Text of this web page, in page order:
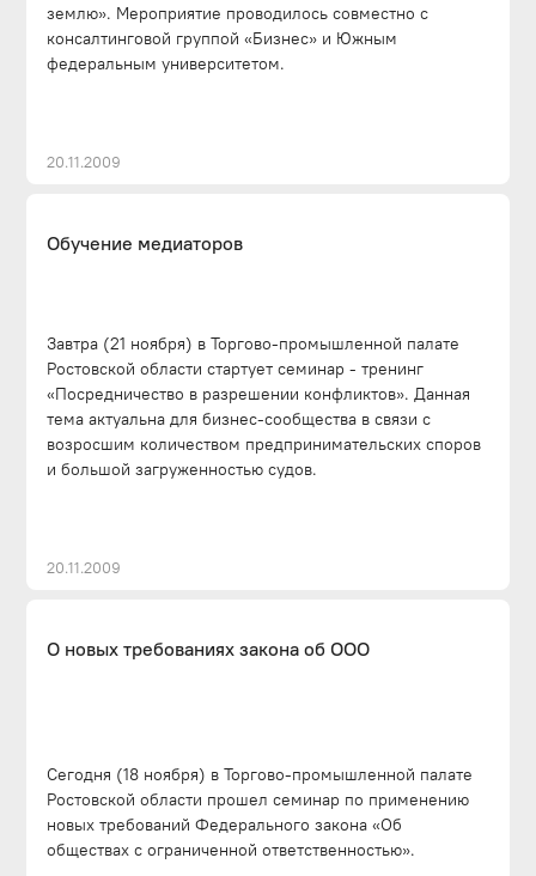
землю». Мероприятие проводилось совместно с
консалтинговой группой «Бизнес» и Южным
федеральным университетом.
20.11.2009
Обучение медиаторов
Завтра (21 ноября) в Торгово-промышленной палате
Ростовской области стартует семинар - тренинг
«Посредничество в разрешении конфликтов». Данная
тема актуальна для бизнес-сообщества в связи с
возросшим количеством предпринимательских споров
и большой загруженностью судов.
20.11.2009
О новых требованиях закона об ООО
Сегодня (18 ноября) в Торгово-промышленной палате
Ростовской области прошел семинар по применению
новых требований Федерального закона «Об
обществах с ограниченной ответственностью».